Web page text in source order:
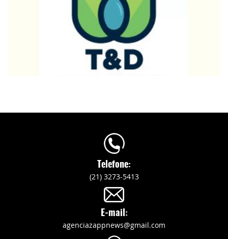
Telefone:
(21) 3273-5413
E-mail:
agenciazappnews@gmail.com